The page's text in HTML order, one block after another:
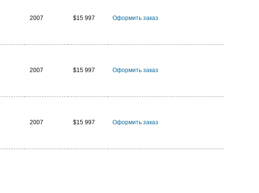
2007 $15 997 Оформить заказ
2007 $15 997 Оформить заказ
2007 $15 997 Оформить заказ